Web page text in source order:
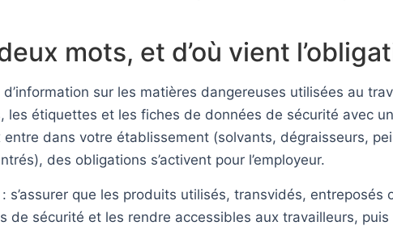
mots, et d’où vient
d’information sur les matières dangereuses utilisées au
les étiquettes et les fiches de données de sécurité avec
entre dans votre établissement (solvants, dégraisseurs,
des obligations s’activent pour l’employeur.
s’assurer que les produits utilisés, transvidés,
de sécurité et les rendre accessibles aux travailleurs,